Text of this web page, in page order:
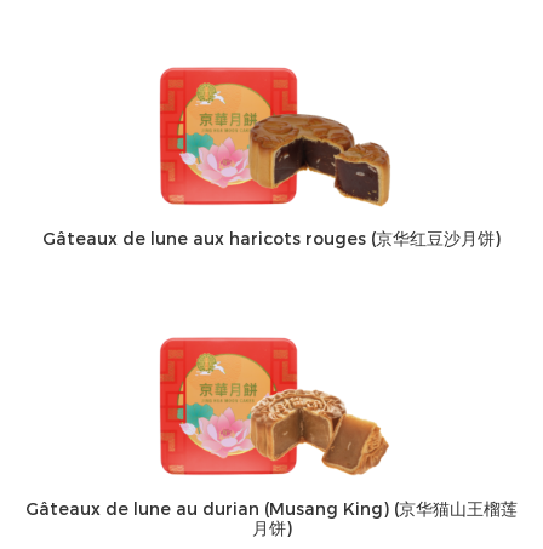
Gâteaux de lune aux haricots rouges (京华红豆沙月饼)
Gâteaux de lune au durian (Musang King) (京华猫山王榴莲
月饼)